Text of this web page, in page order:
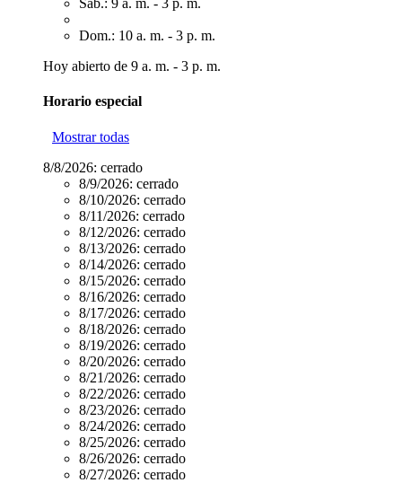
Sáb.: 9 a. m. - 3 p. m.
Dom.: 10 a. m. - 3 p. m.
Hoy abierto de 9 a. m. - 3 p. m.
Horario especial
Mostrar todas
8/8/2026: cerrado
8/9/2026: cerrado
8/10/2026: cerrado
8/11/2026: cerrado
8/12/2026: cerrado
8/13/2026: cerrado
8/14/2026: cerrado
8/15/2026: cerrado
8/16/2026: cerrado
8/17/2026: cerrado
8/18/2026: cerrado
8/19/2026: cerrado
8/20/2026: cerrado
8/21/2026: cerrado
8/22/2026: cerrado
8/23/2026: cerrado
8/24/2026: cerrado
8/25/2026: cerrado
8/26/2026: cerrado
8/27/2026: cerrado